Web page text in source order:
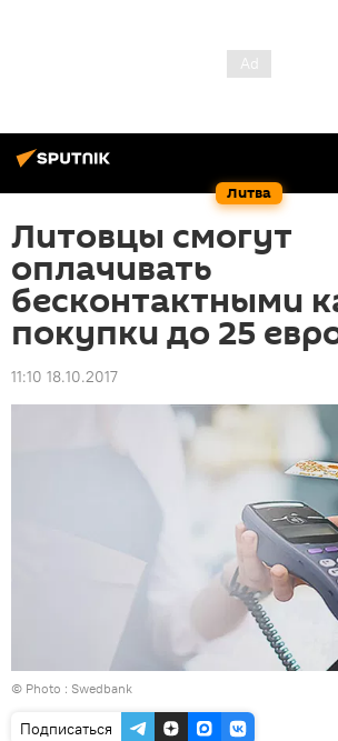
Литва
Литовцы смогут
оплачивать
бесконтактными
покупки до 25
11:10 18.10.2017
© Photo : Swedbank
Подписаться